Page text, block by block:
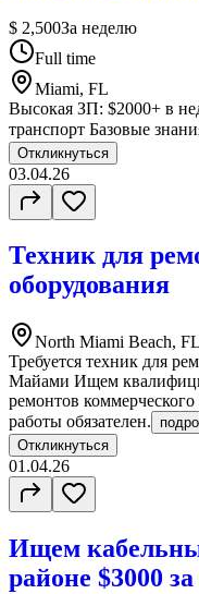
$ 2,500За неделю
Full time
Miami, FL
Высокая ЗП: $2000+ в
транспорт Базовые
Откликнуться
03.04.26
Техник для
оборудования
North Miami Beach, FL
Требуется техник для
Майами Ищем
ремонтов
работы обязателен.
Откликнуться
01.04.26
Ищем
районе $3000